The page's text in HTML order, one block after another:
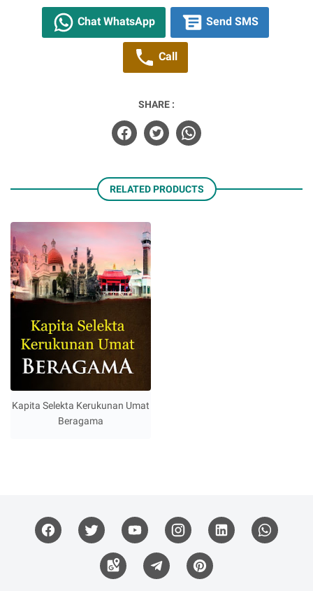
Chat WhatsApp Send SMS
Call
SHARE :
RELATED PRODUCTS
Kapita Selekta Kerukunan Umat
Beragama